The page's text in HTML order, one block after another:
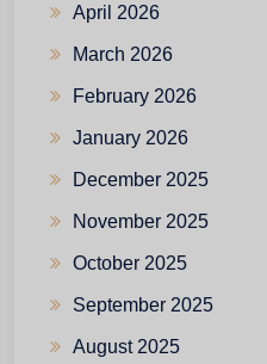
April 2026
March 2026
February 2026
January 2026
December 2025
November 2025
October 2025
September 2025
August 2025